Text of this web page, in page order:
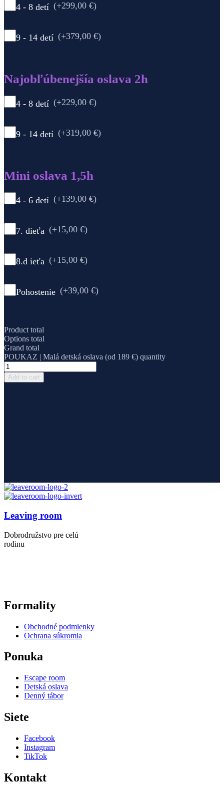
4 - 8 detí (+299,00 €)
9 - 14 detí (+379,00 €)
Najobľúbenejšía oslava 2h
4 - 8 detí (+229,00 €)
9 - 14 detí (+319,00 €)
Mini oslava 1,5h
4 - 6 detí (+139,00 €)
7. dieťa (+15,00 €)
8.d ieťa (+15,00 €)
Pohostenie (+39,00 €)
Product total
Options total
Grand total
POUKAZ | Malá detská oslava (od 189 €) quantity
Add to cart
Leaving room
Dobrodružstvo pre celú
rodinu
Formality
Obchodné podmienky
Ochrana súkromia
Ponuka
Escape room
Detská oslava
Denný tábor
Siete
Facebook
Instagram
TikTok
Kontakt